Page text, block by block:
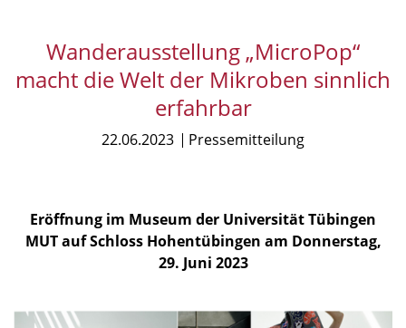
Wanderausstellung „MicroPop“
macht die Welt der Mikroben sinnlich
erfahrbar
22.06.2023 Pressemitteilung
Eröffnung im Museum der Universität Tübingen
MUT auf Schloss Hohentübingen am Donnerstag,
29. Juni 2023